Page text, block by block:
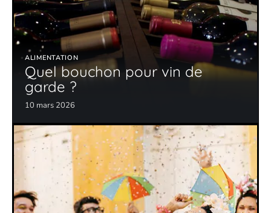
ALIMENTATION
Quel bouchon pour vin de
garde ?
10 mars 2026